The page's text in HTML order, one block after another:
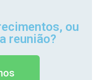
ou
reunião?